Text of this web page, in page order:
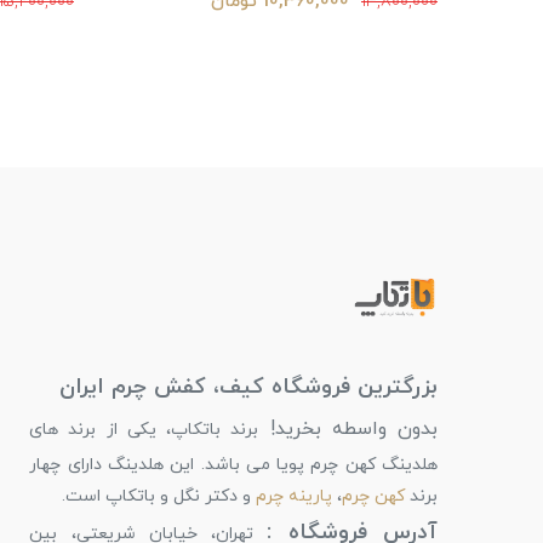
بزرگترین فروشگاه کیف، کفش چرم ایران
بدون واسطه بخرید!
برند باتکاپ، یکی از برند های
هلدینگ کهن چرم پویا می باشد. این هلدینگ دارای چهار
برندکهن چرم، پارینه چرم و دکتر نگل و باتکاپ است.
آدرس فروشگاه : تهران، خیابان شریعتی، بین